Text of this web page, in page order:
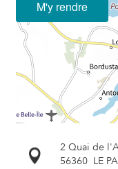
M'y rendre
2 Quai de
56360 LE